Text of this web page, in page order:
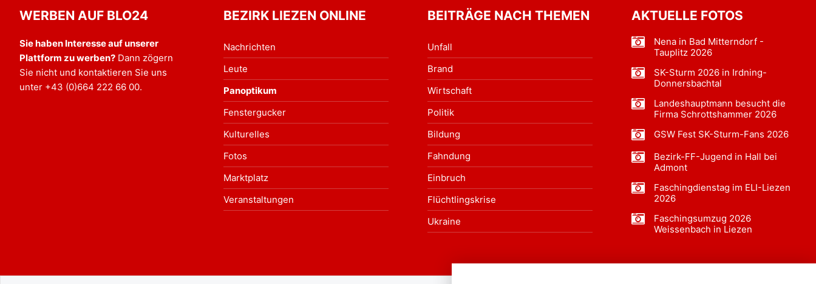
WERBEN AUF BLO24
Sie haben Interesse auf unserer
Plattform zu werben? Dann zögern
Sie nicht und kontaktieren Sie uns
unter +43 (0)664 222 66 00.
BEZIRK LIEZEN ONLINE
Nachrichten
Leute
Panoptikum
Fenstergucker
Kulturelles
Fotos
Marktplatz
Veranstaltungen
BEITRÄGE NACH THEMEN
Unfall
Brand
Wirtschaft
Politik
Bildung
Fahndung
Einbruch
Flüchtlingskrise
Ukraine
AKTUELLE FOTOS
Nena in Bad Mitterndorf -
Tauplitz 2026
SK-Sturm 2026 in Irdning-
Donnersbachtal
Landeshauptmann besucht die
Firma Schrottshammer 2026
GSW Fest SK-Sturm-Fans 2026
Bezirk-FF-Jugend in Hall bei
Admont
Faschingdienstag im ELI-Liezen
2026
Faschingsumzug 2026
Weissenbach in Liezen